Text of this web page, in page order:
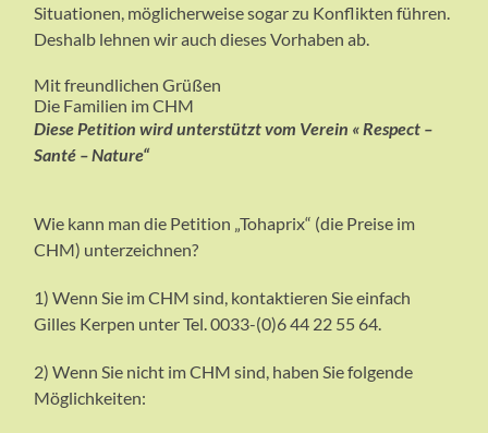
Situationen, möglicherweise sogar zu Konflikten führen.
Deshalb lehnen wir auch dieses Vorhaben ab.
Mit freundlichen Grüßen
Die Familien im CHM
Diese Petition wird unterstützt vom Verein « Respect –
Santé – Nature“
Wie kann man die Petition „Tohaprix“ (die Preise im
CHM) unterzeichnen?
1) Wenn Sie im CHM sind, kontaktieren Sie einfach
Gilles Kerpen unter Tel. 0033-(0)6 44 22 55 64.
2) Wenn Sie nicht im CHM sind, haben Sie folgende
Möglichkeiten: